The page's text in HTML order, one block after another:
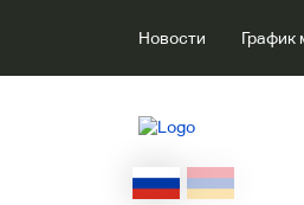
Новости График